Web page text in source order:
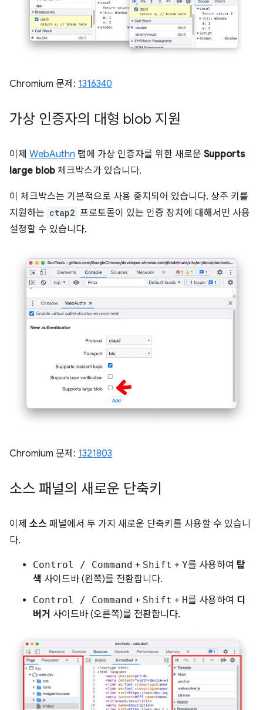
Chromium 문제: 1316340
가상 인증자의 대형 blob 지원
이제 WebAuthn 탭에 가상 인증자를 위한 새로운 Supports
large blob 체크박스가 있습니다.
이 체크박스는 기본적으로 사용 중지되어 있습니다. 상주 키를
지원하는 ctap2 프로토콜이 있는 인증 장치에 대해서만 사용
설정할 수 있습니다.
Chromium 문제: 1321803
소스 패널의 새로운 단축키
이제 소스 패널에서 두 가지 새로운 단축키를 사용할 수 있습니
다.
Control / Command + Shift + Y를 사용하여 탐
색 사이드바 (왼쪽)를 전환합니다.
Control / Command + Shift + H를 사용하여 디
버거 사이드바 (오른쪽)를 전환합니다.